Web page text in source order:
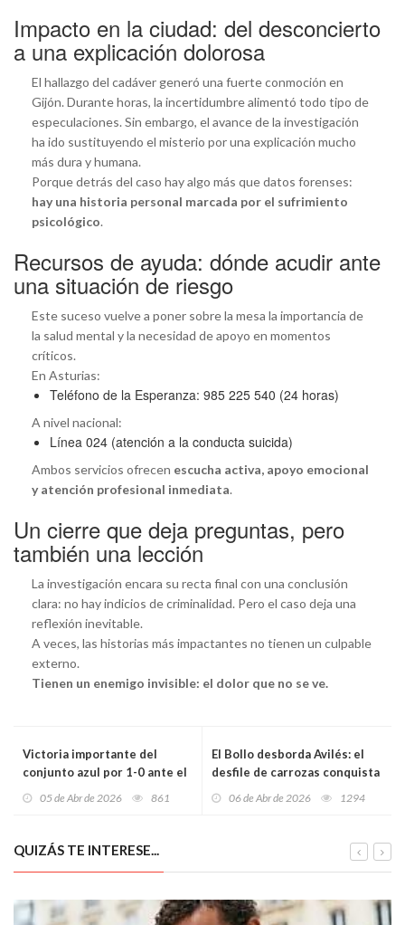
Impacto en la ciudad: del desconcierto
a una explicación dolorosa
El hallazgo del cadáver generó una fuerte conmoción en
Gijón. Durante horas, la incertidumbre alimentó todo tipo de
especulaciones. Sin embargo, el avance de la investigación
ha ido sustituyendo el misterio por una explicación mucho
más dura y humana.
Porque detrás del caso hay algo más que datos forenses:
hay una historia personal marcada por el sufrimiento
psicológico.
Recursos de ayuda: dónde acudir ante
una situación de riesgo
Este suceso vuelve a poner sobre la mesa la importancia de
la salud mental y la necesidad de apoyo en momentos
críticos.
En Asturias:
Teléfono de la Esperanza: 985 225 540 (24 horas)
A nivel nacional:
Línea 024 (atención a la conducta suicida)
Ambos servicios ofrecen escucha activa, apoyo emocional
y atención profesional inmediata.
Un cierre que deja preguntas, pero
también una lección
La investigación encara su recta final con una conclusión
clara: no hay indicios de criminalidad. Pero el caso deja una
reflexión inevitable.
A veces, las historias más impactantes no tienen un culpable
externo.
Tienen un enemigo invisible: el dolor que no se ve.
Victoria importante del
conjunto azul por 1-0 ante el
05 de Abr de 2026 861
El Bollo desborda Avilés: el
desfile de carrozas conquista
06 de Abr de 2026 1294
QUIZÁS TE INTERESE...